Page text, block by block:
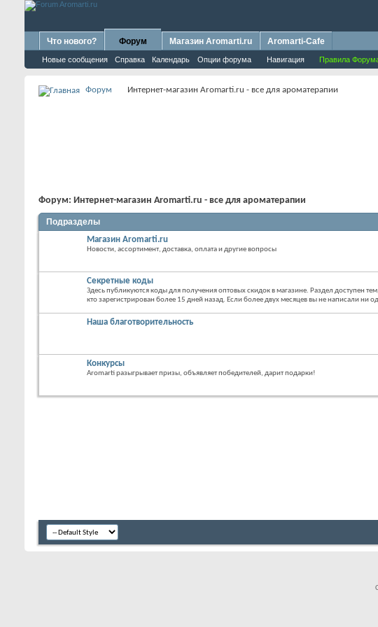
Что нового? Форум
Новые сообщения Справка Календарь Опции форума Навигация Правила
Магазин Aromarti.ru Aromarti-Cafe
Форум Интернет-магазин Aromarti.ru - все для ароматерапии
Форум: Интернет-магазин Aromarti.ru - все для ароматерапии
Подразделы
Магазин Aromarti.ru
Новости, ассортимент, доставка, оплата и другие вопросы
Секретные коды
Здесь публикуются коды для получения оптовых скидок в магазине. Раздел доступен
кто зарегистрирован более 15 дней назад. Если более двух месяцев вы не написали ни
Наша благотворительность
Конкурсы
Aromarti разыгрывает призы, объявляет победителей, дарит подарки!